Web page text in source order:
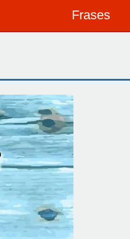
Frases